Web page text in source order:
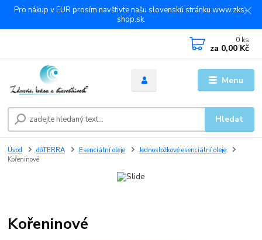
Pro nákup v EUR prosím navštivte našu slovenskú stránku www.zks-
shop.sk.
Menu
Hledat
0 ks
za 0,00 Kč
Úvod dōTERRA Esenciální oleje
Jednosložkové esenciální oleje
Kořeninové
Kořeninové